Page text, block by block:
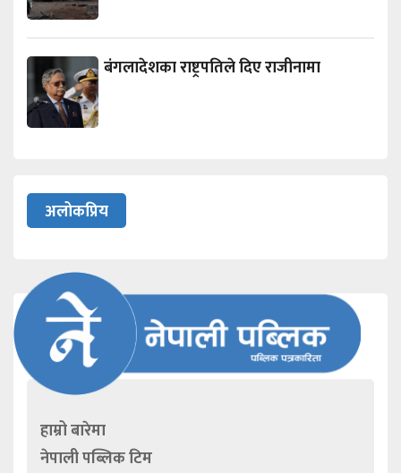
बंगलादेशका राष्ट्रपतिले दिए राजीनामा
अलोकप्रिय
हाम्रो बारेमा
नेपाली पब्लिक टिम